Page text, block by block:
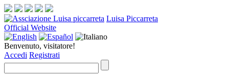
Luisa Piccarreta
Official Website
Benvenuto, visitatore!
Accedi Registrati